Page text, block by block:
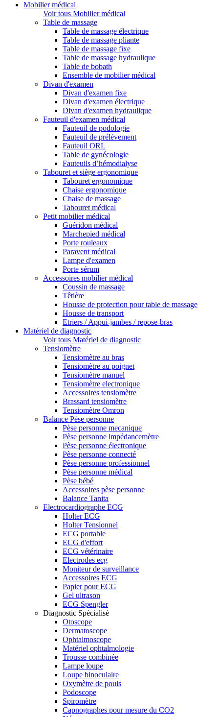
Mobilier médical
Voir tous Mobilier médical
Table de massage
Table de massage électrique
Table de massage pliante
Table de massage fixe
Table de massage hydraulique
Table de bobath
Ensemble de mobilier médical
Divan d'examen
Divan d'examen fixe
Divan d'examen électrique
Divan d'examen hydraulique
Fauteuil d'examen médical
Fauteuil de podologie
Fauteuil de prélèvement
Fauteuil ORL
Table de gynécologie
Fauteuils d’hémodialyse
Tabouret et siège ergonomique
Tabouret ergonomique
Chaise ergonomique
Chaise de massage
Tabouret médical
Petit mobilier médical
Guéridon médical
Marchepied médical
Porte rouleaux
Paravent médical
Lampe d'examen
Porte sérum
Accessoires mobilier médical
Coussin de massage
Têtière
Housse de protection pour table de massage
Housse de transport
Etriers / Appui-jambes / repose-bras
Matériel de diagnostic
Voir tous Matériel de diagnostic
Tensiomètre
Tensiomètre au bras
Tensiomètre au poignet
Tensiomètre manuel
Tensiomètre electronique
Accessoires tensiomètre
Brassard tensiomètre
Tensiomètre Omron
Balance Pèse personne
Pèse personne mecanique
Pèse personne impédancemètre
Pèse personne électronique
Pèse personne connecté
Pèse personne professionnel
Pèse personne médical
Pèse bébé
Accessoires pèse personne
Balance Tanita
Electrocardiographe ECG
Holter ECG
Holter Tensionnel
ECG portable
ECG d'effort
ECG vétérinaire
Electrodes ecg
Moniteur de surveillance
Accessoires ECG
Papier pour ECG
Gel ultrason
ECG Spengler
Diagnostic Spécialisé
Otoscope
Dermatoscope
Ophtalmoscope
Matériel ophtalmologie
Trousse combinée
Lampe loupe
Loupe binoculaire
Oxymètre de pouls
Podoscope
Spiromètre
Capnographes pour mesure du CO2